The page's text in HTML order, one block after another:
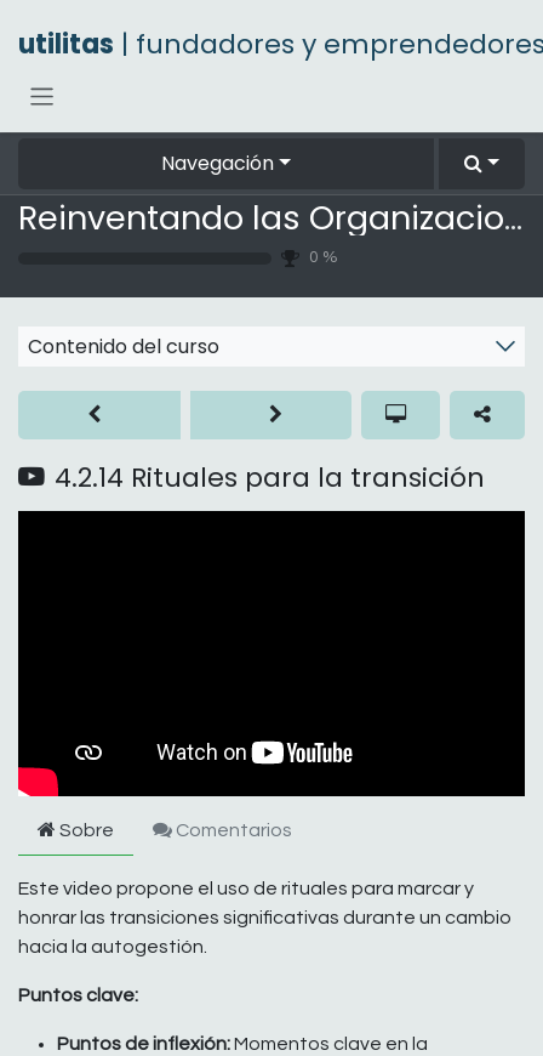
utilitas | fundadores y
Navegación
Reinventando las Organizaciones
0 %
Contenido del curso
4.2.14 Rituales para la transición
Sobre Comentarios
Este video propone el uso de rituales para marcar y
honrar las transiciones significativas durante un cambio
hacia la autogestión.
Puntos clave:
Puntos de inflexión:Momentos clave en la